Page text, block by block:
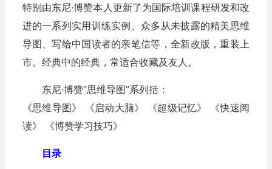
特别由东尼·博赞本人更新了为国际培训课程研发和改
进的一系列实用训练实例、众多从未披露的精美思维
导图、写给中国读者的亲笔信等，全新改版，重装上
市。经典中的经典，常适合收藏及友人。
东尼·博赞“思维导图”系列括：
《思维导图》 《启动大脑》 《超级记忆》 《快速阅
读》 《博赞学习技巧》
目录